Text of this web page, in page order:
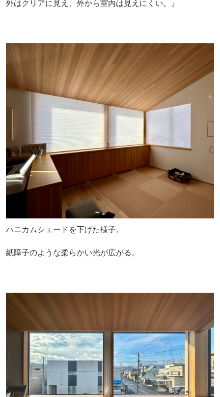
外はクリアに見え、外から室内は見えにくい。』
ハニカムシェードを下げた様子。
紙障子のような柔らかい光が広がる。